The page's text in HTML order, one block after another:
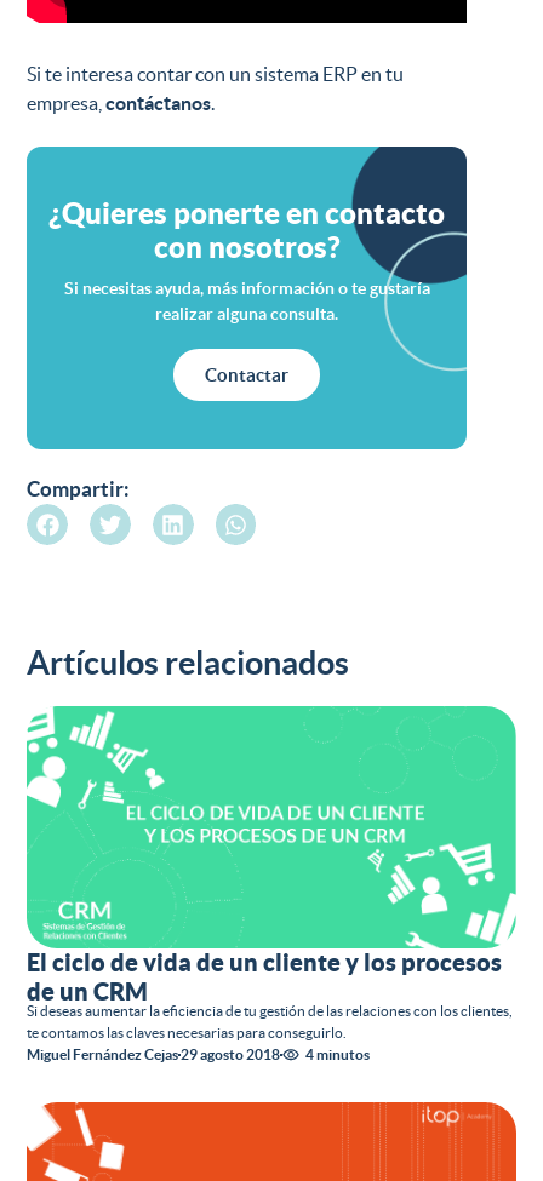
Compartir:
Si te interesa contar con un sistema ERP en tu
empresa,contáctanos.
¿Quieres ponerte en contacto
con nosotros?
Si necesitas ayuda, más información o te gustaría
realizar alguna consulta.
Contactar
Artículos relacionados
El ciclo de vida de un cliente y los procesos
de un CRM
Si deseas aumentar la eficiencia de tu gestión de las relaciones con los clientes,
te contamos las claves necesarias para conseguirlo.
Miguel Fernández Cejas29 agosto 2018 4 minutos